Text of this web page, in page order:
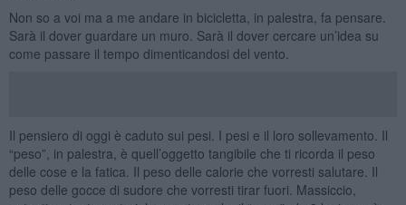
Non so a voi ma a me andare in bicicletta, in palestra, fa pensare.
Sarà il dover guardare un muro. Sarà il dover cercare un’idea su
come passare il tempo dimenticandosi del vento.
Il pensiero di oggi è caduto sui pesi. I pesi e il loro sollevamento. Il
“peso”, in palestra, è quell’oggetto tangibile che ti ricorda il peso
delle cose e la fatica. Il peso delle calorie che vorresti salutare. Il
peso delle gocce di sudore che vorresti tirar fuori. Massiccio,